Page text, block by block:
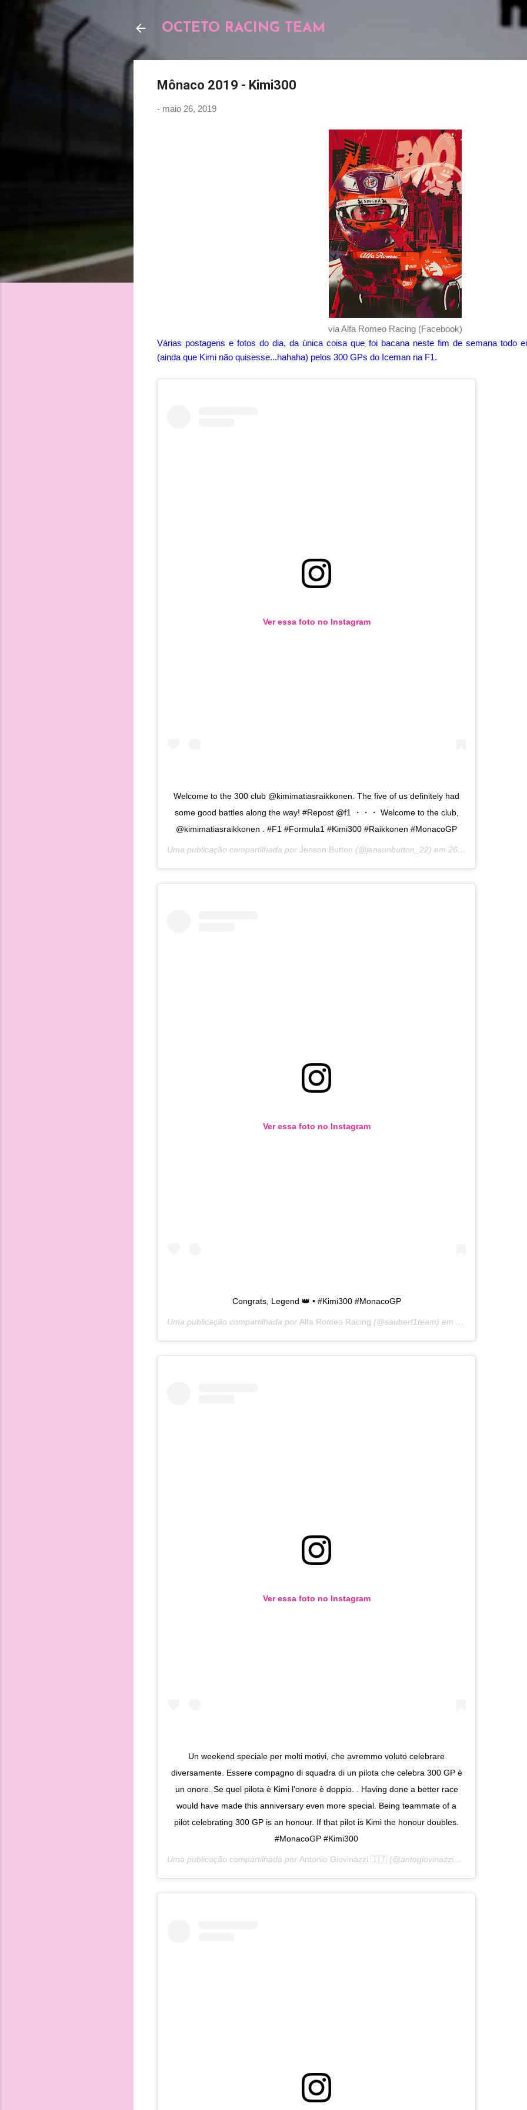
OCTETO RACING TEAM
Mônaco 2019 - Kimi300
- maio 26, 2019
via Alfa Romeo Racing (Facebook)
Várias postagens e fotos do dia, da única coisa que foi bacana neste fim de semana todo
(ainda que Kimi não quisesse...hahaha) pelos 300 GPs do Iceman na F1.
Ver essa foto no Instagram
Welcome to the 300 club @kimimatiasraikkonen. The five of us definitely had
some good battles along the way! #Repost @f1 ・・・ Welcome to the club,
@kimimatiasraikkonen . #F1 #Formula1 #Kimi300 #Raikkonen #MonacoGP
Uma publicação compartilhada por Jenson Button (@jensonbutton_22) em 26 de Mai, 2019 às 2:52 PDT
Ver essa foto no Instagram
Congrats, Legend 👑 • #Kimi300 #MonacoGP
Uma publicação compartilhada por Alfa Romeo Racing (@sauberf1team) em 26 de Mai, 2019 às
Ver essa foto no Instagram
Un weekend speciale per molti motivi, che avremmo voluto celebrare
diversamente. Essere compagno di squadra di un pilota che celebra 300 GP è
un onore. Se quel pilota è Kimi l’onore è doppio. . Having done a better race
would have made this anniversary even more special. Being teammate of a
pilot celebrating 300 GP is an honour. If that pilot is Kimi the honour doubles.
#MonacoGP #Kimi300
Uma publicação compartilhada por Antonio Giovinazzi 🇮🇹 (@antogiovinazzi99) em